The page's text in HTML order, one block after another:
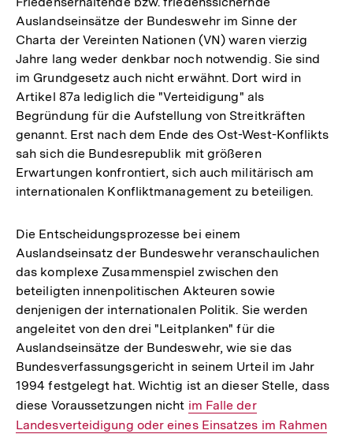
Auslandseinsätze der Bundeswehr im Sinne der
Charta der Vereinten Nationen (VN) waren vierzig
Jahre lang weder denkbar noch notwendig. Sie sind
im Grundgesetz auch nicht erwähnt. Dort wird in
Artikel 87a lediglich die "Verteidigung" als
Begründung für die Aufstellung von Streitkräften
genannt. Erst nach dem Ende des Ost-West-Konflikts
sah sich die Bundesrepublik mit größeren
Erwartungen konfrontiert, sich auch militärisch am
internationalen Konfliktmanagement zu beteiligen.
Die Entscheidungsprozesse bei einem
Auslandseinsatz der Bundeswehr veranschaulichen
das komplexe Zusammenspiel zwischen den
beteiligten innenpolitischen Akteuren sowie
denjenigen der internationalen Politik. Sie werden
angeleitet von den drei "Leitplanken" für die
Auslandseinsätze der Bundeswehr, wie sie das
Bundesverfassungsgericht in seinem Urteil im Jahr
1994 festgelegt hat. Wichtig ist an dieser Stelle, dass
diese Voraussetzungen nicht Interner
Link:
im Falle der
Landesverteidigung oder eines Einsatzes im Rahmen